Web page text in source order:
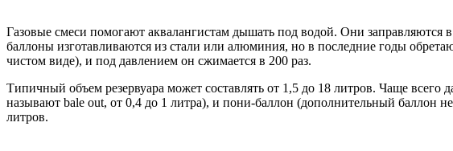
Газовые смеси помогают аквалангистам дышать под водой. Они
баллоны изготавливаются из стали или алюминия, но в последние годы
чистом виде), и под давлением он сжимается в 200 раз.
Типичный объем резервуара может составлять от 1,5 до 18 литров. Чаще
называют bale out, от 0,4 до 1 литра), и пони-баллон (дополнительный баллон
литров.